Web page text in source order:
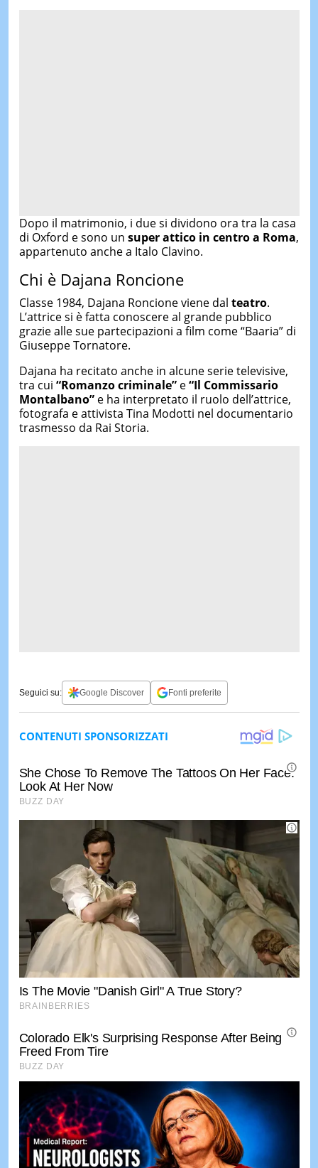
Dopo il matrimonio, i due si dividono ora tra la casa
di Oxford e sono un super attico in centro a Roma,
appartenuto anche a Italo Clavino.
Chi è Dajana Roncione
Classe 1984, Dajana Roncione viene dal teatro.
L’attrice si è fatta conoscere al grande pubblico
grazie alle sue partecipazioni a film come “Baaria” di
Giuseppe Tornatore.
Dajana ha recitato anche in alcune serie televisive,
tra cui “Romanzo criminale”e“Il Commissario
Montalbano”e ha interpretato il ruolo dell’attrice,
fotografa e attivista Tina Modotti nel documentario
trasmesso da Rai Storia.
Seguici su: Google Discover Fonti preferite